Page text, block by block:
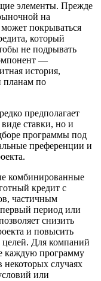
элементы. Прежде
на
покрываться
который
не подрывать
—
история,
планам по
предполагает
ставки, но и
программы под
преференции и
комбинированные
кредит с
частичным
период или
снизить
и повысить
целей. Для компаний
каждую программу
случаях
или